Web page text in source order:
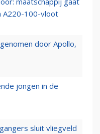
A220-100-vloot
door Apollo,
jongen in de
sluit vliegveld